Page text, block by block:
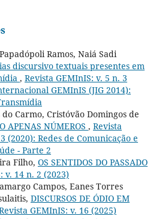
Ramos, Naiá Sadi
discursivo textuais presentes em
, Revista GEMInIS: v. 5 n. 3
GEMInIS (JIG 2014):
Carmo, Cristóvão Domingos de
APENAS NÚMEROS , Revista
(2020): Redes de Comunicação e
- Parte 2
Filho, OS SENTIDOS DO PASSADO
v. 14 n. 2 (2023)
Campos, Eanes Torres
DISCURSOS DE ÓDIO EM
GEMInIS: v. 16 (2025)